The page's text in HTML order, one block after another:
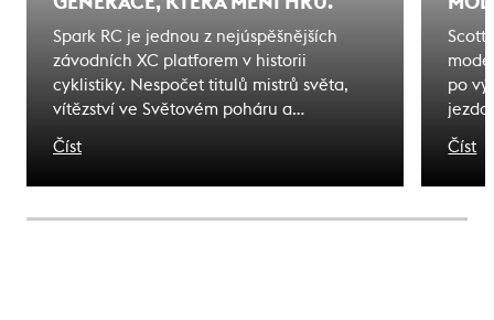
Spark RC je jednou z nejúspěšnějších
závodních XC platforem v historii
cyklistiky. Nespočet titulů mistrů světa,
vítězství ve Světovém poháru a
olympijských medailí. Kolo, jehož jméno
se stalo synonymem úspěchu. To dědictví
není jen nostalgií - je to závazek. Důkaz
Číst
Scott
po
Číst